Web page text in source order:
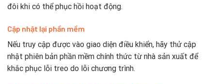
đôi khi có thể phục hồi hoạt động.
Cập nhật lại phần mềm
Nếu truy cập được vào giao diện điều khiển, hãy thử cập
nhật phiên bản phần mềm chính thức từ nhà sản xuất để
khắc phục lỗi treo do lỗi chương trình.